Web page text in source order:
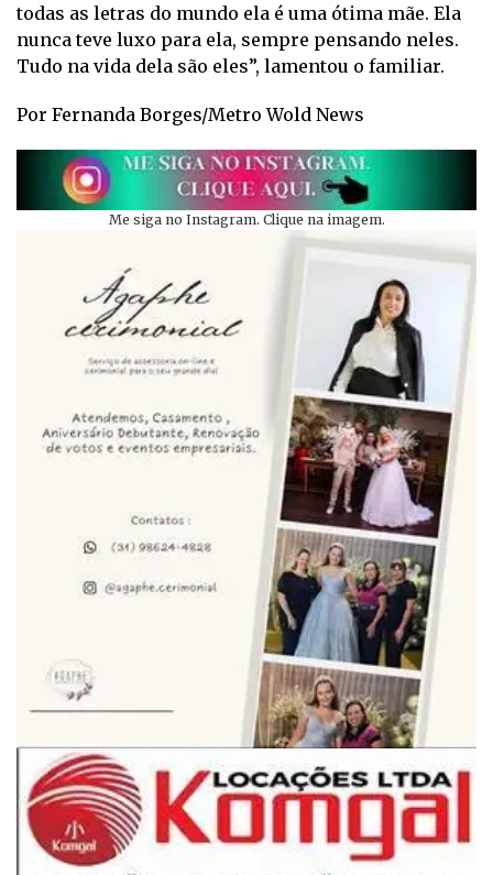
todas as letras do mundo ela é uma ótima mãe. Ela
nunca teve luxo para ela, sempre pensando neles.
Tudo na vida dela são eles”, lamentou o familiar.
Por Fernanda Borges/Metro Wold News
Me siga no Instagram. Clique na imagem.